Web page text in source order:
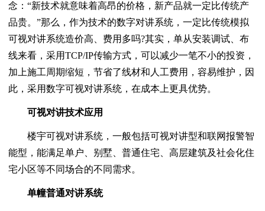
念：“新技术就意味着高昂的价格，新产品就一定比传统产
品贵。”那么，作为技术的数字对讲系统，一定比传统模拟
可视对讲系统造价高、费用多吗?其实，单从安装调试、布
线来看，采用TCP/IP传输方式，可以减少一笔不小的投资，
加上施工周期缩短，节省了线材和人工费用，容易维护，因
此，采用数字可视对讲系统，在成本上更具优势。
可视对讲技术应用
楼宇可视对讲系统，一般包括可视对讲型和联网报警智
能型，能满足单户、别墅、普通住宅、高层建筑及社会化住
宅小区等不同场合的不同需求。
单幢普通对讲系统